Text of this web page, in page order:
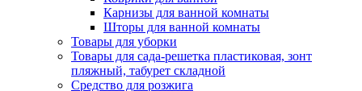
Карнизы для ванной комнаты
Шторы для ванной комнаты
Товары для уборки
Товары для сада-решетка пластиковая, зонт
пляжный, табурет складной
Средство для розжига